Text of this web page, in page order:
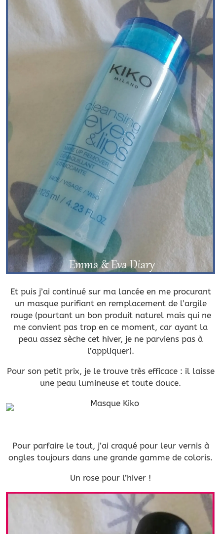
Et puis j’ai continué sur ma lancée en me procurant
un masque purifiant en remplacement de l’argile
rouge (pourtant un bon produit naturel mais qui ne
me convient pas trop en ce moment, car ayant la
peau assez sèche cet hiver, je ne parviens pas à
l’appliquer).
Pour son petit prix, je le trouve très efficace : il laisse
une peau lumineuse et toute douce.
Pour parfaire le tout, j’ai craqué pour leur vernis à
ongles toujours dans une grande gamme de coloris.
Un rose pour l’hiver !